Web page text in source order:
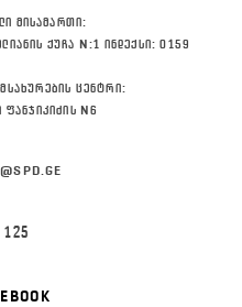
ᲛᲘᲡᲐᲛᲐᲠᲗᲘ:
ᲥᲣᲩᲐ N:1 ᲘᲜᲓᲔᲥᲡᲘ: 0159
ᲪᲔᲜᲢᲠᲘ:
ᲤᲐᲜᲯᲘᲙᲘᲫᲘᲡ N6
125